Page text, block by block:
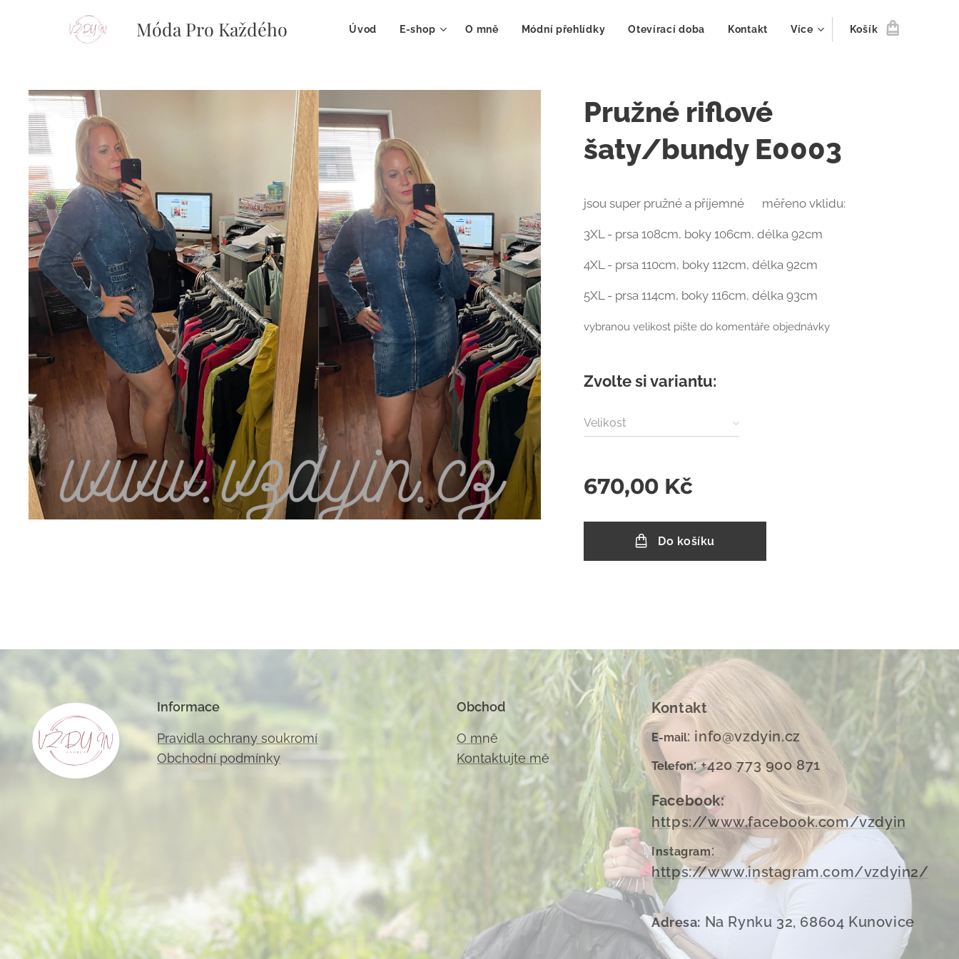
Móda Pro Každého Úvod E-shop O mně Módní přehlídky Otevírací doba Kontakt Více Košík
Pružné riflové
šaty/bundy E0003
jsou super pružné a příjemné‼ měřeno vklidu:
3XL - prsa 108cm, boky 106cm, délka 92cm
4XL - prsa 110cm, boky 112cm, délka 92cm
5XL - prsa 114cm, boky 116cm, délka 93cm
vybranou velikost pište do komentáře objednávky
Zvolte si variantu:
Velikost
670,00 Kč
Do košíku
Informace
Pravidla ochrany soukromí
Obchodní podmínky
Obchod
O mně
Kontaktujte mě
Kontakt
E-mail: info@vzdyin.cz
Telefon: +420 773 900 871
Facebook:
https://www.facebook.com/vzdyin
Instagram:
https://www.instagram.com/vzdyin2/
Adresa: Na Rynku 32, 68604 Kunovice